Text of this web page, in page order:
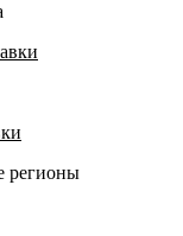
регионы